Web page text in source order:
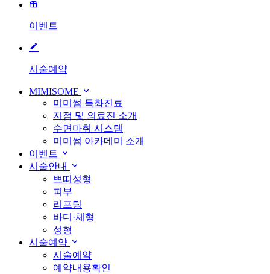
이벤트
시술예약
MIMISOME
미미썸 특화진료
지점 및 의료진 소개
수면마취 시스템
미미썸 아카데미 소개
이벤트
시술안내
쁘띠성형
피부
리프팅
바디·체형
성형
시술예약
시술예약
예약내용확인